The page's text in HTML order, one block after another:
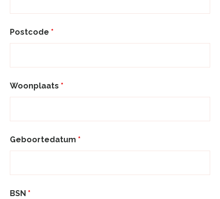
Postcode *
Woonplaats *
Geboortedatum *
BSN *